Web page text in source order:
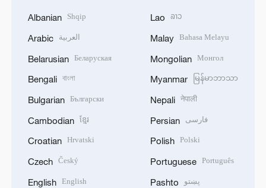
Albanian Shqip
Arabic العربية
Belarusian Беларуская
Bengali বাংলা
Bulgarian Български
Cambodian ខ្មែរ
Croatian Hrvatski
Czech Český
English English
Lao ລາວ
Malay Bahasa Melayu
Mongolian Монгол
Myanmar မြန်မာဘာသာ
Nepali नेपाली
Persian فارسی
Polish Polski
Portuguese Português
Pashto پښتو